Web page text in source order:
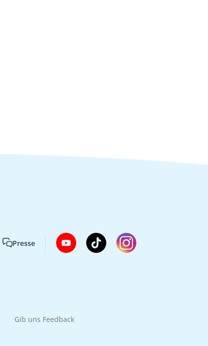
Presse
Gib uns Feedback